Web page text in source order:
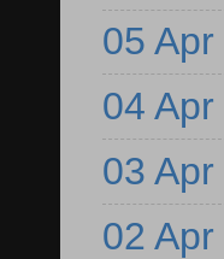
05 Apr
04 Apr
03 Apr
02 Apr